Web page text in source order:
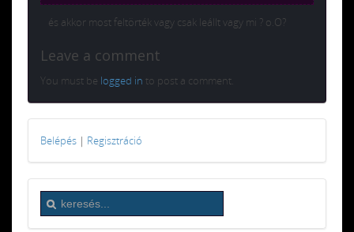
és akkor most feltörték vagy csak leállt vagy mi ? o.O?
Leave a comment
You must be logged in to post a comment.
Belépés | Regisztráció